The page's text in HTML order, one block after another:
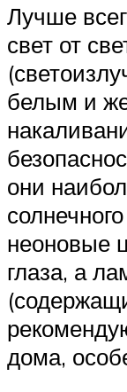
Лучше
свет от
белым и
они
неоновые
глаза, а
дома,